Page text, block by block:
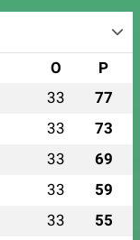
O P
33 77
33 73
33 69
33 59
33 55